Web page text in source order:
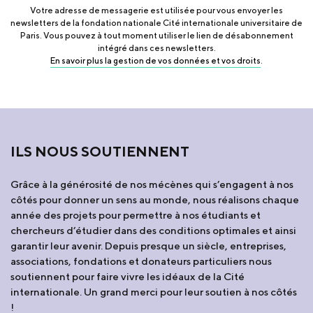
Votre adresse de messagerie est utilisée pour vous envoyer les
newsletters de la fondation nationale Cité internationale universitaire de
Paris. Vous pouvez à tout moment utiliser le lien de désabonnement
intégré dans ces newsletters.
En savoir plus la gestion de vos données et vos droits.
ILS NOUS SOUTIENNENT
Grâce à la générosité de nos mécènes qui s’engagent à nos
côtés pour donner un sens au monde, nous réalisons chaque
année des projets pour permettre à nos étudiants et
chercheurs d’étudier dans des conditions optimales et ainsi
garantir leur avenir. Depuis presque un siècle, entreprises,
associations, fondations et donateurs particuliers nous
soutiennent pour faire vivre les idéaux de la Cité
internationale. Un grand merci pour leur soutien à nos côtés
!